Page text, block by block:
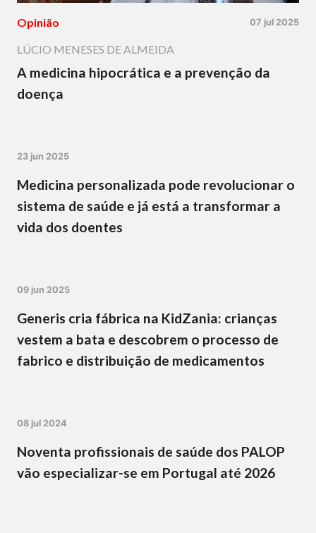
Opinião 07 jul 2025
LÚCIO MENESES DE ALMEIDA
A medicina hipocrática e a prevenção da
doença
23 jun 2025
Medicina personalizada pode revolucionar o
sistema de saúde e já está a transformar a
vida dos doentes
09 jun 2025
Generis cria fábrica na KidZania: crianças
vestem a bata e descobrem o processo de
fabrico e distribuição de medicamentos
08 jul 2024
Noventa profissionais de saúde dos PALOP
vão especializar-se em Portugal até 2026